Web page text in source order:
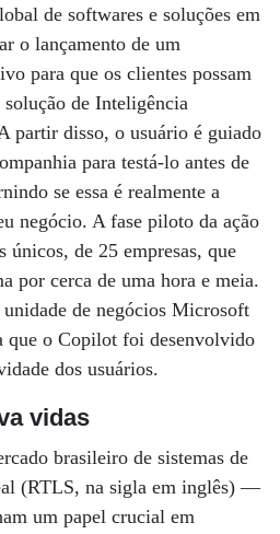
de softwares e soluções em
o lançamento de um
para que os clientes possam
solução de Inteligência
disso, o usuário é guiado
para testá-lo antes de
se essa é realmente a
negócio. A fase piloto da ação
únicos, de 25 empresas, que
por cerca de uma hora e meia.
de negócios Microsoft
que o Copilot foi desenvolvido
dos usuários.
vidas
brasileiro de sistemas de
(RTLS, na sigla em inglês) —
um papel crucial em